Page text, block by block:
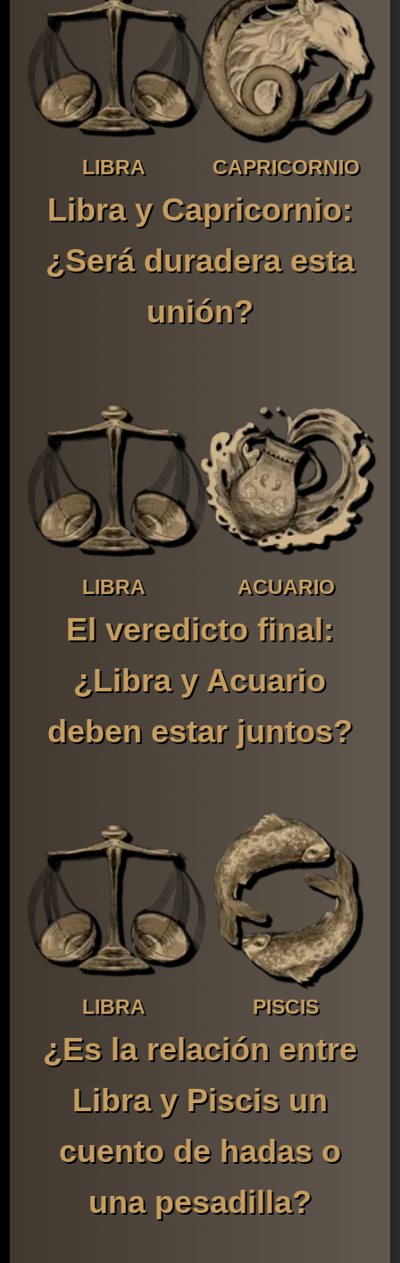
LIBRA CAPRICORNIO
Libra y Capricornio:
¿Será duradera esta
unión?
LIBRA ACUARIO
El veredicto final:
¿Libra y Acuario
deben estar juntos?
LIBRA PISCIS
¿Es la relación entre
Libra y Piscis un
cuento de hadas o
una pesadilla?